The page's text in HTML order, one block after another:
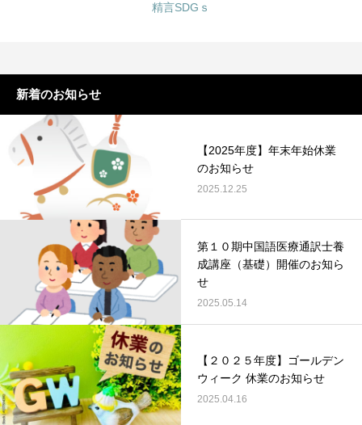
精言SDGｓ
新着のお知らせ
【2025年度】年末年始休業
のお知らせ
2025.12.25
第１０期中国語医療通訳士養
成講座（基礎）開催のお知ら
せ
2025.05.14
【２０２５年度】ゴールデン
ウィーク 休業のお知らせ
2025.04.16